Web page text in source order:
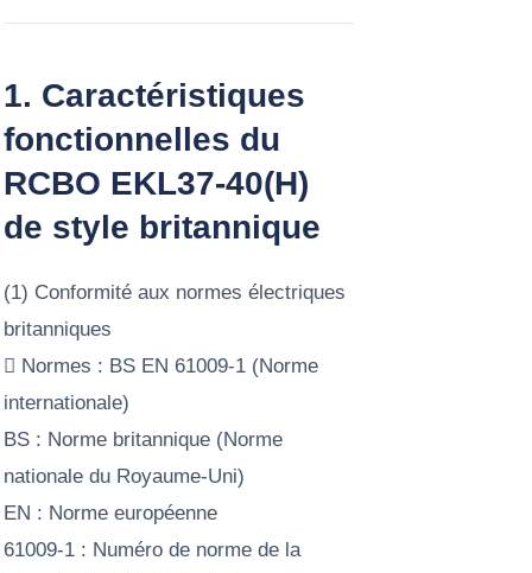
1. Caractéristiques
fonctionnelles du
RCBO EKL37-40(H)
de style britannique
(1) Conformité aux normes électriques
britanniques
 Normes : BS EN 61009-1 (Norme
internationale)
BS : Norme britannique (Norme
nationale du Royaume-Uni)
EN : Norme européenne
61009-1 : Numéro de norme de la